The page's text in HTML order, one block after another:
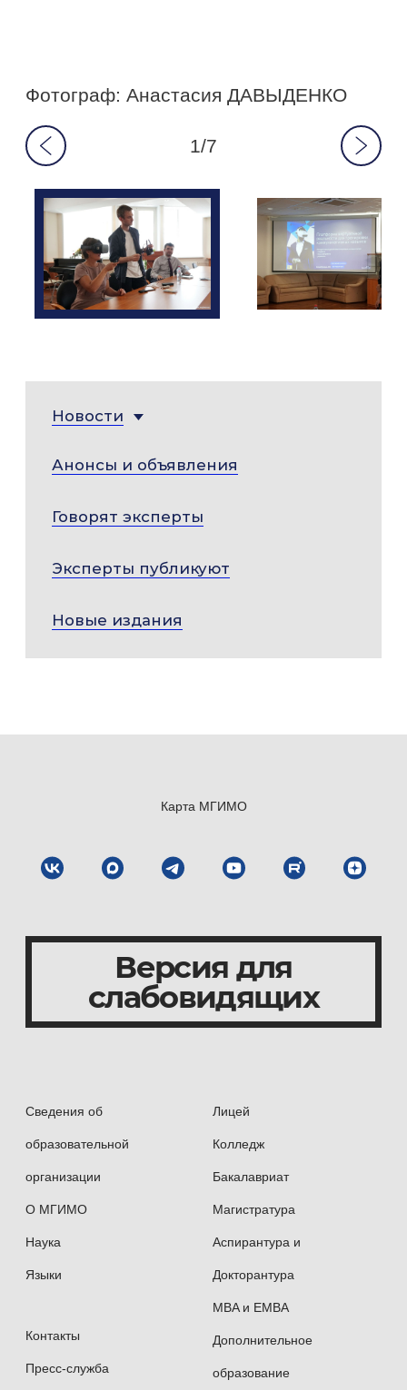
Фотограф: Анастасия ДАВЫДЕНКО
1/7
Новости
Анонсы и объявления
Говорят эксперты
Эксперты публикуют
Новые издания
Сведения об
образовательной
организации
О МГИМО
Наука
Языки
Контакты
Пресс-служба
Лицей
Колледж
Бакалавриат
Магистратура
Аспирантура и
Докторантура
MBA и EMBA
Дополнительное
образование
Карта МГИМО
Версия для
слабовидящих